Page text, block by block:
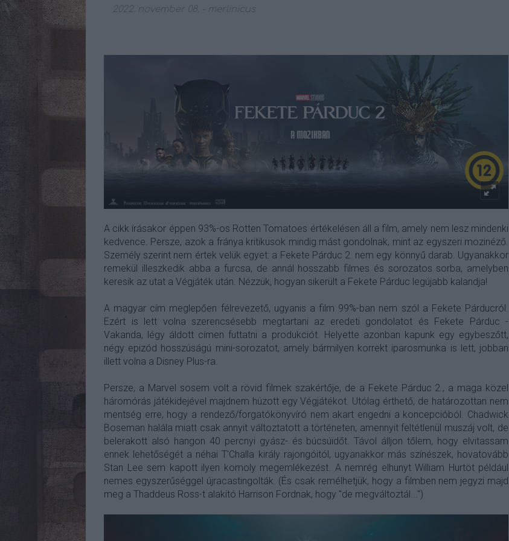
2022. november 08. merlinicus
A cikk írásakor éppen 93%-os Rotten Tomatoes értékelésen áll a film, amely nem lesz mindenki
kedvence. Persze, azok a fránya kritikusok mindig mást gondolnak, mint az egyszeri mozinéző.
Személy szerint nem értek velük egyet: a Fekete Párduc 2. nem egy könnyű darab. Ugyanakkor
remekül illeszkedik abba a furcsa, de annál hosszabb filmes és sorozatos sorba, amelyben
keresik az utat a Végjáték után. Nézzük, hogyan sikerült a Fekete Párduc legújabb kalandja!
A magyar cím meglepően félrevezető, ugyanis a film 99%-ban nem szól a Fekete Párducról.
Ezért is lett volna szerencsésebb megtartani az eredeti gondolatot és Fekete Párduc -
Vakanda, légy áldott címen futtatni a produkciót. Helyette azonban kapunk egy egybeszőtt,
négy epizód hosszúságú mini-sorozatot, amely bármilyen korrekt iparosmunka is lett, jobban
illett volna a Disney Plus-ra.
Persze, a Marvel sosem volt a rövid filmek szakértője, de a Fekete Párduc 2., a maga közel
háromórás játékidejével majdnem húzott egy Végjátékot. Utólag érthető, de határozottan nem
mentség erre, hogy a rendező/forgatókönyvíró nem akart engedni a koncepcióból. Chadwick
Boseman halála miatt csak annyit változtatott a történeten, amennyit feltétlenül muszáj volt, de
belerakott alsó hangon 40 percnyi gyász- és búcsúidőt. Távol álljon tőlem, hogy elvitassam
ennek lehetőségét a néhai T'Challa király rajongóitól, ugyanakkor más színészek, hovatovább
Stan Lee sem kapott ilyen komoly megemlékezést. A nemrég elhunyt William Hurtöt például
nemes egyszerűséggel újracastingolták. (És csak remélhetjük, hogy a filmben nem jegyzi majd
meg a Thaddeus Ross-t alakító Harrison Fordnak, hogy "de megváltoztál...")